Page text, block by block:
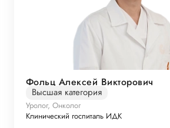
Фольц Алексей Викторович
Высшая категория
Уролог, Онколог
Клинический госпиталь ИДК